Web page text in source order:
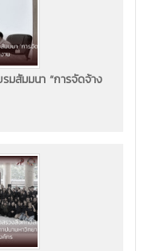
รมสัมมนา “การจัดจ้าง